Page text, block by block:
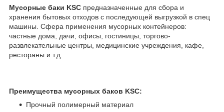
Мусорные баки KSC предназначенные для сбора и
хранения бытовых отходов с последующей выгрузкой в спец
машины. Сфера применения мусорных контейнеров:
частные дома, дачи, офисы, гостиницы, торгово-
развлекательные центры, медицинские учреждения, кафе,
рестораны и т.д.
Преимущества мусорных баков KSC:
Прочный полимерный материал